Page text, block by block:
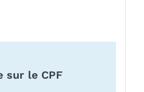
sur le CPF